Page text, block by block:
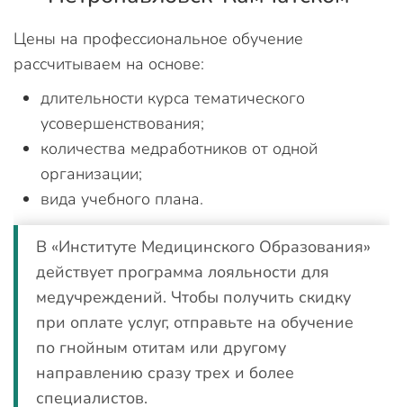
Цены на профессиональное обучение
рассчитываем на основе:
длительности курса тематического
усовершенствования;
количества медработников от одной
организации;
вида учебного плана.
В «Институте Медицинского Образования»
действует программа лояльности для
медучреждений. Чтобы получить скидку
при оплате услуг, отправьте на обучение
по гнойным отитам или другому
направлению сразу трех и более
специалистов.